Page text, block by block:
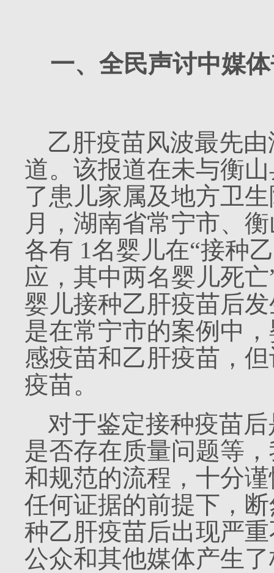
一、全民声讨中媒
乙肝疫苗风波最先
道。该报道在未与衡
了患儿家属及地方卫
月，湖南省常宁市、
各有 1名婴儿在“接种
应，其中两名婴儿死
婴儿接种乙肝疫苗后
是在常宁市的案例中
感疫苗和乙肝疫苗，
疫苗。
对于鉴定接种疫苗
是否存在质量问题等
和规范的流程，十分
任何证据的前提下，
种乙肝疫苗后出现严
公众和其他媒体产生